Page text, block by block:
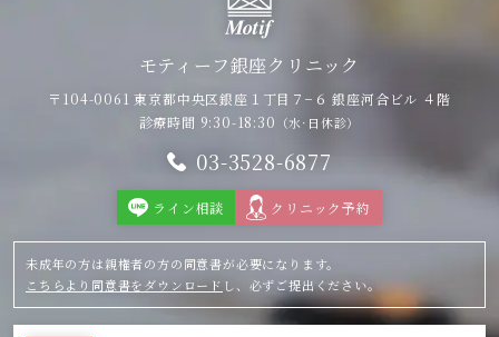
モティーフ銀座クリニック
〒104-0061 東京都中央区銀座１丁目７−６銀座河合ビル ４階
診療時間 9:30-18:30 （水·日休診）
03-3528-6877
ライン相談 クリニック予約
未成年の方は親権者の方の同意書が必要になります。
こちらより同意書をダウンロード し、必ずご提出ください。